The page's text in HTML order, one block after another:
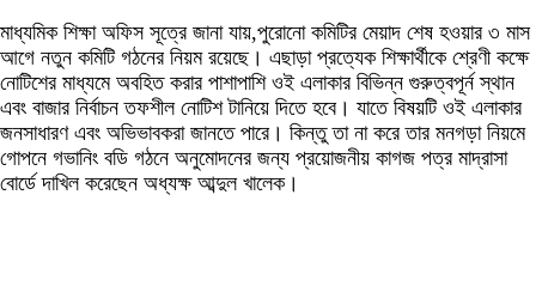
মাধ্যমিক শিক্ষা অফিস সূত্রে জানা যায়,পুরোনো কমিটির মেয়াদ শেষ হওয়ার ৩ মাস
আগে নতুন কমিটি গঠনের নিয়ম রয়েছে। এছাড়া প্রত্যেক শিক্ষার্থীকে শ্রেণী কক্ষে
নোটিশের মাধ্যমে অবহিত করার পাশাপাশি ওই এলাকার বিভিন্ন গুরুত্বপূর্ন স্থান
এবং বাজার নির্বাচন তফশীল নোটিশ টানিয়ে দিতে হবে। যাতে বিষয়টি ওই এলাকার
জনসাধারণ এবং অভিভাবকরা জানতে পারে। কিন্তু তা না করে তার মনগড়া নিয়মে
গোপনে গভানিং বডি গঠনে অনুমোদনের জন্য প্রয়োজনীয় কাগজ পত্র মাদ্রাসা
বোর্ডে দাখিল করেছেন অধ্যক্ষ আব্দুল খালেক।